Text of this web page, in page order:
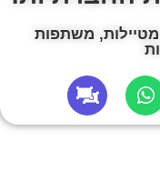
משתפות